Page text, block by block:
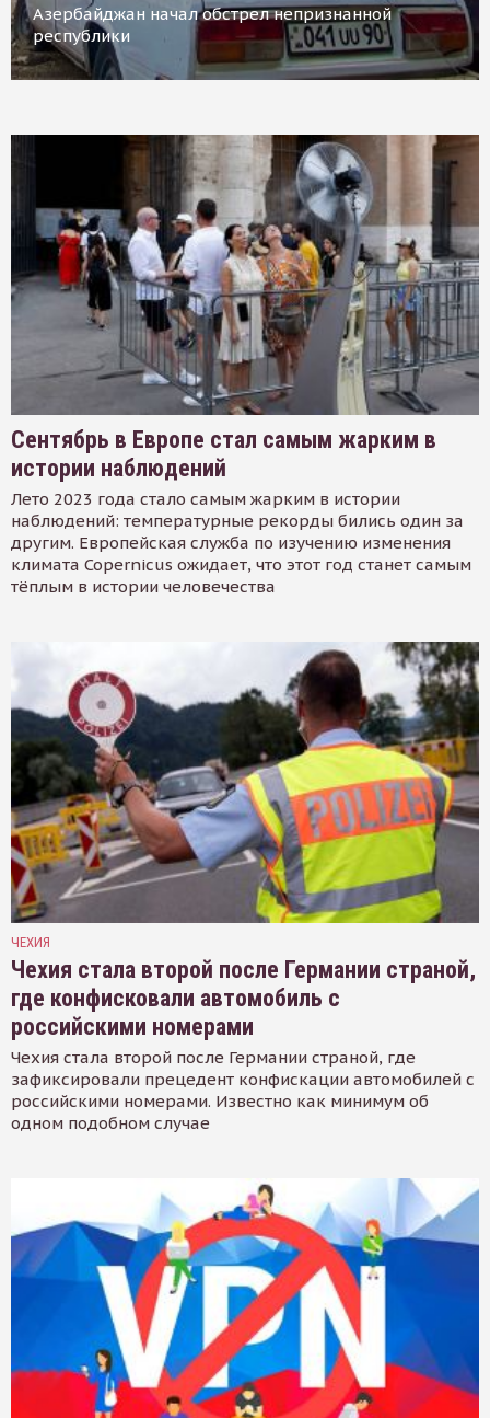
Азербайджан начал обстрел непризнанной
республики
Сентябрь в Европе стал самым жарким в
истории наблюдений
Лето 2023 года стало самым жарким в истории
наблюдений: температурные рекорды бились один за
другим. Европейская служба по изучению изменения
климата Copernicus ожидает, что этот год станет самым
тёплым в истории человечества
ЧЕХИЯ
Чехия стала второй после Германии страной,
где конфисковали автомобиль с
российскими номерами
Чехия стала второй после Германии страной, где
зафиксировали прецедент конфискации автомобилей с
российскими номерами. Известно как минимум об
одном подобном случае